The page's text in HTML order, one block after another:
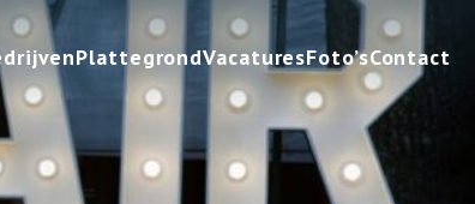
PlattegrondVacaturesFoto’sContact